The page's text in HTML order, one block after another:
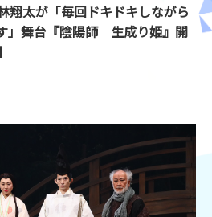
翔太が「毎回ドキドキしながら
」舞台『陰陽師 生成り姫』開